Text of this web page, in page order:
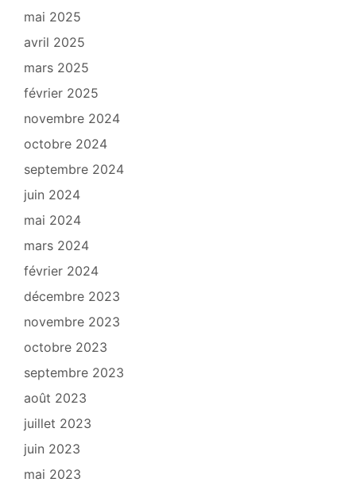
mai 2025
avril 2025
mars 2025
février 2025
novembre 2024
octobre 2024
septembre 2024
juin 2024
mai 2024
mars 2024
février 2024
décembre 2023
novembre 2023
octobre 2023
septembre 2023
août 2023
juillet 2023
juin 2023
mai 2023